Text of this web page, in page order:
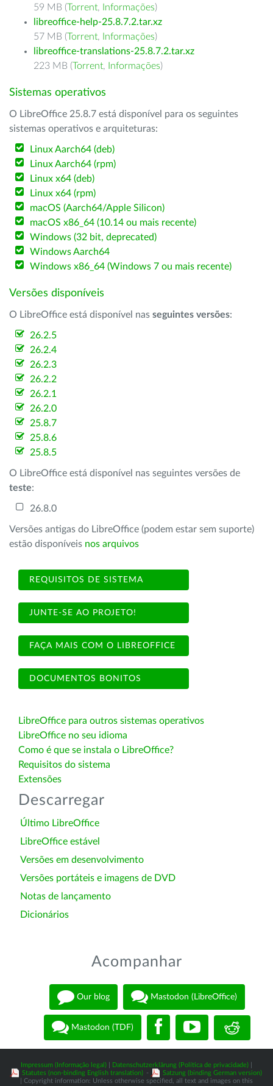
59 MB (Torrent, Informações)
libreoffice-help-25.8.7.2.tar.xz
57 MB (Torrent, Informações)
libreoffice-translations-25.8.7.2.tar.xz
223 MB (Torrent, Informações)
Sistemas operativos
O LibreOffice 25.8.7 está disponível para os seguintes
sistemas operativos e arquiteturas:
Linux Aarch64 (deb)
Linux Aarch64 (rpm)
Linux x64 (deb)
Linux x64 (rpm)
macOS (Aarch64/Apple Silicon)
macOS x86_64 (10.14 ou mais recente)
Windows (32 bit, deprecated)
Windows Aarch64
Windows x86_64 (Windows 7 ou mais recente)
Versões disponíveis
O LibreOffice está disponível nas seguintes versões:
26.2.5
26.2.4
26.2.3
26.2.2
26.2.1
26.2.0
25.8.7
25.8.6
25.8.5
O LibreOffice está disponível nas seguintes versões de
teste:
26.8.0
Versões antigas do LibreOffice (podem estar sem suporte)
estão disponíveis nos arquivos
REQUISITOS DE SISTEMA
JUNTE-SE AO PROJETO!
FAÇA MAIS COM O LIBREOFFICE
DOCUMENTOS BONITOS
LibreOffice para outros sistemas operativos
LibreOffice no seu idioma
Como é que se instala o LibreOffice?
Requisitos do sistema
Extensões
Descarregar
Último LibreOffice
LibreOffice estável
Versões em desenvolvimento
Versões portáteis e imagens de DVD
Notas de lançamento
Dicionários
Acompanhar
Our blog Mastodon (LibreOffice)
Mastodon (TDF)
Impressum (Informação legal) Datenschutzerklärung (Política de privacidade)
Statutes (non-binding English translation) -
Satzung (binding German version)
| Copyright information: Unless otherwise specified, all text and images on this